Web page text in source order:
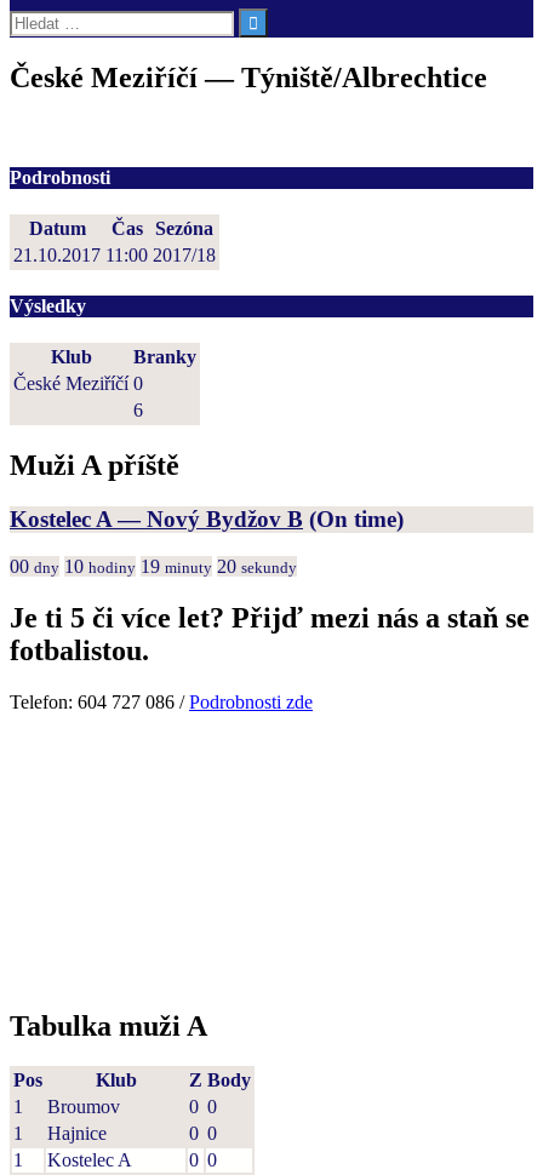
Vyhledávání
České Meziříčí — Týniště/Albrechtice
Podrobnosti
Datum Čas
Sezóna
21.10.2017 11:00 2017/18
Výsledky
Klub
Branky
České Meziříčí 0
6
Muži A příště
Kostelec A — Nový Bydžov B (On time)
00 dny 10 hodiny 19 minuty 20 sekundy
Je ti 5 či více let? Přijď mezi nás a staň se
fotbalistou.
Telefon: 604 727 086 /Podrobnosti zde
Tabulka muži A
Pos Klub Z Body
1
Broumov 0 0
1
Hajnice 0 0
1
Kostelec A 0 0